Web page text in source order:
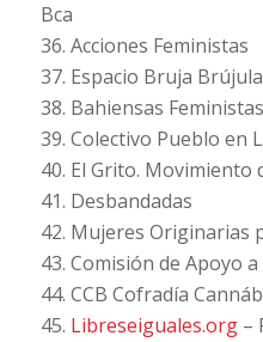
Bca
36. Acciones Feministas
37. Espacio Bruja Brújula
38. Bahiensas Feministas
39. Colectivo Pueblo en
40. El Grito. Movimiento
41. Desbandadas
42. Mujeres Originarias
43. Comisión de Apoyo a
44. CCB Cofradía
45. Libreseiguales.org–